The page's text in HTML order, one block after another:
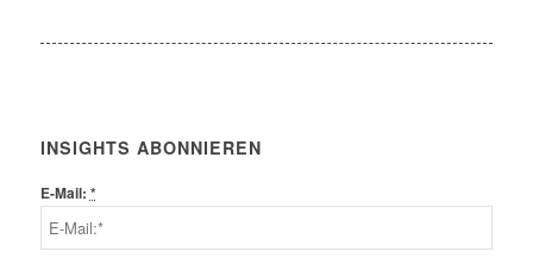
INSIGHTS ABONNIEREN
E-Mail: *